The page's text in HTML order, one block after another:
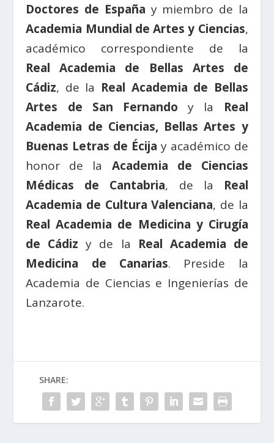
Doctores de España y miembro de la
Academia Mundial de Artes y Ciencias,
académico correspondiente de la
Real Academia de Bellas Artes de
Cádiz, de la Real Academia de Bellas
Artes de San Fernando y la Real
Academia de Ciencias, Bellas Artes y
Buenas Letras de Écija y académico de
honor de la Academia de Ciencias
Médicas de Cantabria, de la Real
Academia de Cultura Valenciana, de la
Real Academia de Medicina y Cirugía
de Cádiz y de la Real Academia de
Medicina de Canarias. Preside la
Academia de Ciencias e Ingenierías de
Lanzarote.
SHARE: